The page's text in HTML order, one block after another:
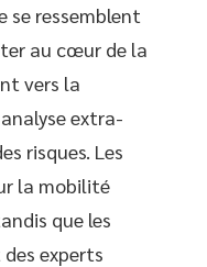
se ressemblent
au cœur de la
vers la
extra-
risques. Les
la mobilité
que les
experts